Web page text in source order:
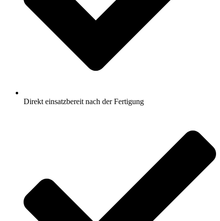
Direkt einsatzbereit nach der Fertigung